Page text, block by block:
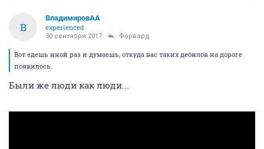
В
ВладимировАА
experienced
30 сентября 2017 Форвард
Вот едешь иной раз и думаешь, откуда вас таких дебилов на дороге
появилось.
Были же люди как люди...